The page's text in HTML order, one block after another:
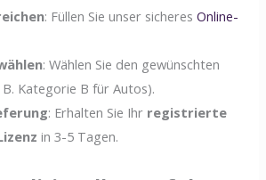
: Füllen Sie unser sicheresOnline-
: Wählen Sie den gewünschten
B. Kategorie B für Autos).
: Erhalten Sie Ihr registrierte
in 3-5 Tagen.